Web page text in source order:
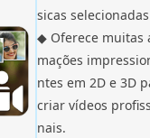
sicas selecionadas
◆ Oferece muitas
mações
ntes em 2D e 3D
criar vídeos
nais.